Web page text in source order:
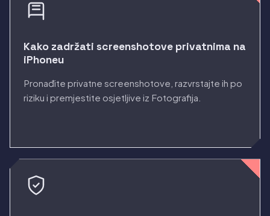
Kako zadržati screenshotove privatnima na
iPhoneu
Pronađite privatne screenshotove, razvrstajte ih po
riziku i premjestite osjetljive iz Fotografija.